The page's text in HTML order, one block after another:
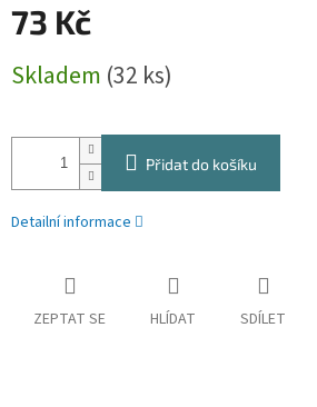
73 Kč
cena:
Skladem (32 ks)
Přidat do košíku
Detailní informace
ZEPTAT SE HLÍDAT SDÍLET